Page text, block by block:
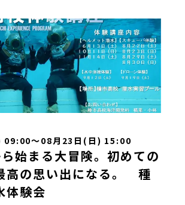
09:00〜08月23日(日) 15:00
始まる大冒険。初めての
高の思い出になる。 種
体験会